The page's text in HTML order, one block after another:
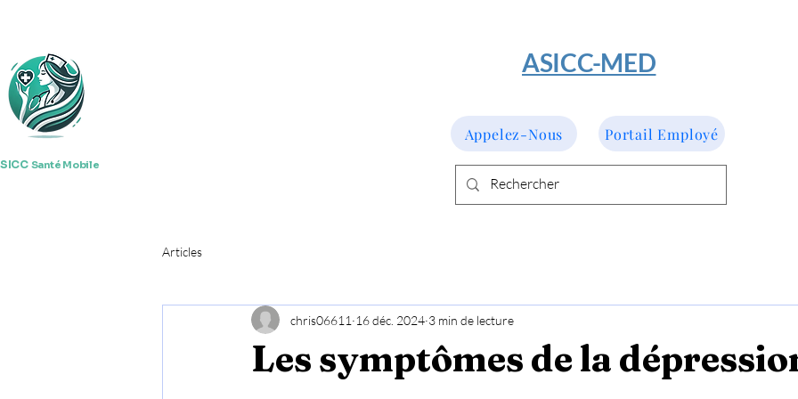
Santé Mobile
​ASICC-MED
Appelez-Nous Portail Employé
Articles
Les symptômes de la
chris06611 16 déc. 2024 3 min de lecture